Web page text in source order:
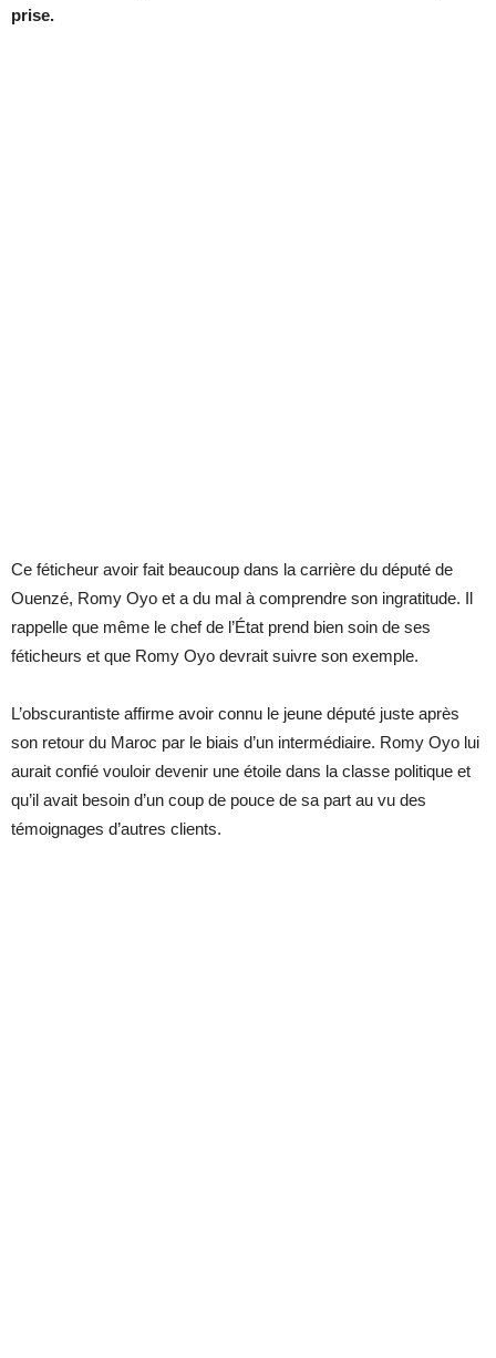
prise.
Ce féticheur avoir fait beaucoup dans la carrière du député de
Ouenzé, Romy Oyo et a du mal à comprendre son ingratitude. Il
rappelle que même le chef de l’État prend bien soin de ses
féticheurs et que Romy Oyo devrait suivre son exemple.
L’obscurantiste affirme avoir connu le jeune député juste après
son retour du Maroc par le biais d’un intermédiaire. Romy Oyo lui
aurait confié vouloir devenir une étoile dans la classe politique et
qu’il avait besoin d’un coup de pouce de sa part au vu des
témoignages d’autres clients.